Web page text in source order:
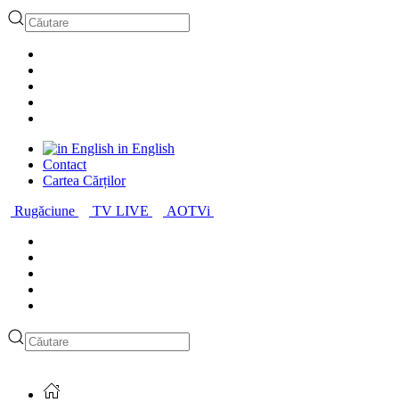
in English
Contact
Cartea Cărților
Rugăciune
TV LIVE AOTVi